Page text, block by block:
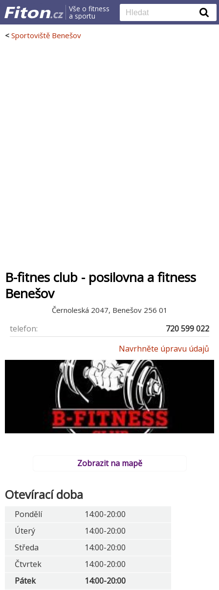
Vše o fitness
a sportu
< Sportoviště Benešov
B-fitnes club - posilovna a fitness
Benešov
Černoleská 2047, Benešov 256 01
telefon:
720 599 022
Navrhněte úpravu údajů
Zobrazit na mapě
Otevírací doba
Pondělí
14:00-20:00
Úterý
14:00-20:00
Středa
14:00-20:00
Čtvrtek
14:00-20:00
Pátek
14:00-20:00